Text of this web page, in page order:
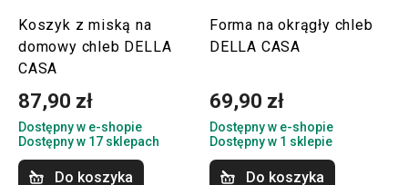
Koszyk z miską na
domowy chleb DELLA
CASA
87,90 zł
Dostępny w e-shopie
Dostępny w 17 sklepach
Do koszyka
Forma na okrągły chleb
DELLA CASA
69,90 zł
Dostępny w e-shopie
Dostępny w 1 sklepie
Do koszyka